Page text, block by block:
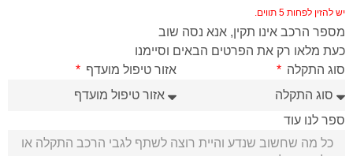
יש להזין לפחות 5 תווים.
מספר הרכב אינו תקין, אנא נסה שוב
כעת מלאו רק את הפרטים הבאים וסיימנו
סוג התקלה
אזור טיפול מועדף
ספר לנו עוד